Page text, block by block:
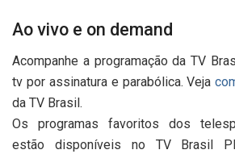
Ao vivo e on demand
Acompanhe a programação da TV
tv por assinatura e parabólica. Veja
da TV Brasil.
Os programas favoritos dos
estão disponíveis no TV Brasil